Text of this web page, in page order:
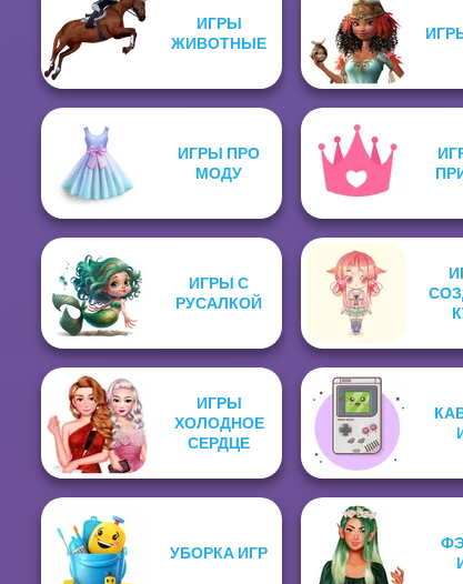
ИГРЫ
ЖИВОТНЫЕ
ИГРЫ ПРО
МОДУ
ИГРЫ С
РУСАЛКОЙ
ИГРЫ
ХОЛОДНОЕ
СЕРДЦЕ
УБОРКА ИГР